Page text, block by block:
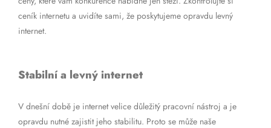
ceník internetu a uvidíte sami, že poskytujeme opravdu levný
internet.
Stabilní a levný internet
V dnešní době je internet velice důležitý pracovní nástroj a je
opravdu nutné zajistit jeho stabilitu. Proto se může naše